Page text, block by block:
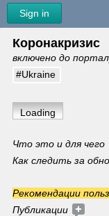
Sign in
Коронакризис
включено до
#Ukraine
Loading
Что это и для чего
Как следить за
Рекомендации
Публикации